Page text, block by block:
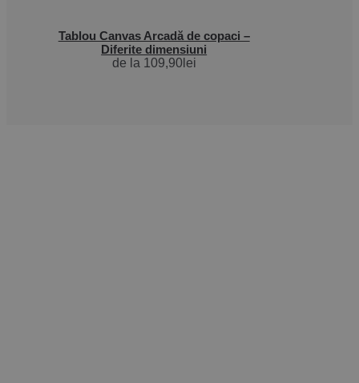
Tablou Canvas Arcadă de copaci –
Diferite dimensiuni
de la 109,90 lei